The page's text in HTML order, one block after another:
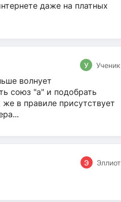
даже на платных
У Ученик
волнует
союз "а" и подобрать
в правиле присутствует
Э Эллиот